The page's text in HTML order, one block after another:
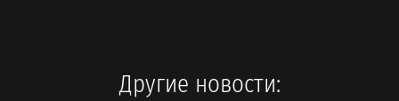
Другие новости: